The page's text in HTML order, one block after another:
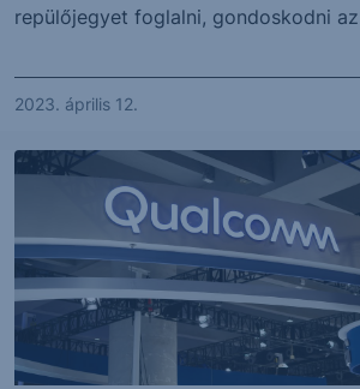
repülőjegyet foglalni, gondoskodni
2023. április 12.